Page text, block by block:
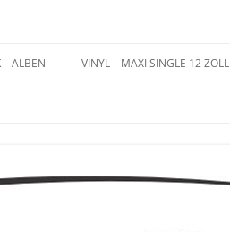
– ALBEN VINYL – MAXI SINGLE 12 ZOLL